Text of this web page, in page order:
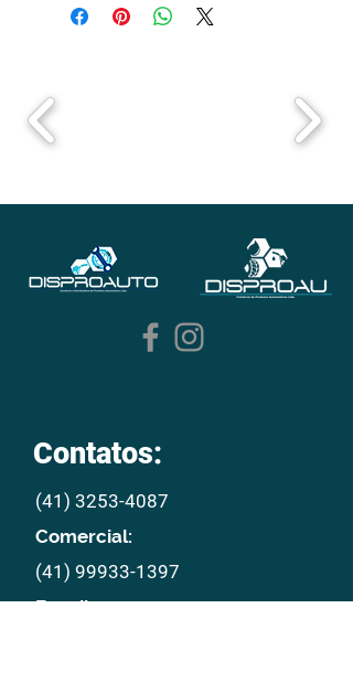
Contatos:
(41) 3253-4087
Comercial:
(41) 99933-1397
E mail: